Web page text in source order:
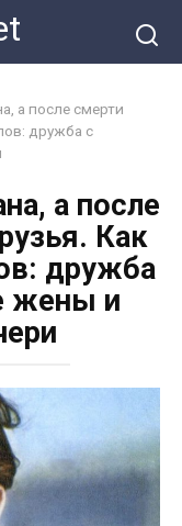
а после смерти
дружба с
а после
Как
дружба
жены и